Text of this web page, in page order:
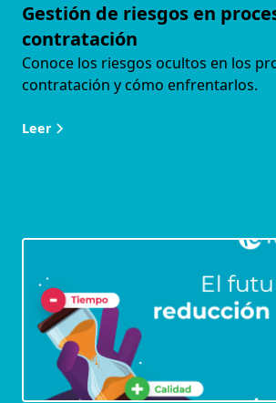
Gestión de riesgos en
contratación
Conoce los riesgos ocultos en los
contratación y cómo enfrentarlos.
Leer